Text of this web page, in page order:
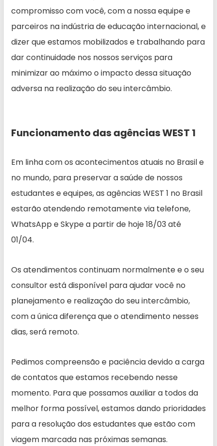
compromisso com você, com a nossa equipe e
parceiros na indústria de educação internacional, e
dizer que estamos mobilizados e trabalhando para
dar continuidade nos nossos serviços para
minimizar ao máximo o impacto dessa situação
adversa na realização do seu intercâmbio.
Funcionamento das agências WEST 1
Em linha com os acontecimentos atuais no Brasil e
no mundo, para preservar a saúde de nossos
estudantes e equipes, as agências WEST 1 no Brasil
estarão atendendo remotamente via telefone,
WhatsApp e Skype a partir de hoje 18/03 até
01/04.
Os atendimentos continuam normalmente e o seu
consultor está disponível para ajudar você no
planejamento e realização do seu intercâmbio,
com a única diferença que o atendimento nesses
dias, será remoto.
Pedimos compreensão e paciência devido a carga
de contatos que estamos recebendo nesse
momento. Para que possamos auxiliar a todos da
melhor forma possível, estamos dando prioridades
para a resolução dos estudantes que estão com
viagem marcada nas próximas semanas.